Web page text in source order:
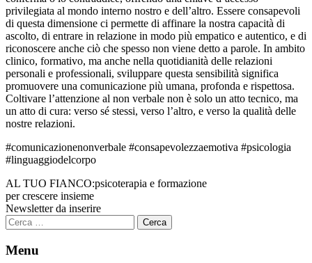
privilegiata al mondo interno nostro e dell’altro. Essere consapevoli
di questa dimensione ci permette di affinare la nostra capacità di
ascolto, di entrare in relazione in modo più empatico e autentico, e di
riconoscere anche ciò che spesso non viene detto a parole. In ambito
clinico, formativo, ma anche nella quotidianità delle relazioni
personali e professionali, sviluppare questa sensibilità significa
promuovere una comunicazione più umana, profonda e rispettosa.
Coltivare l’attenzione al non verbale non è solo un atto tecnico, ma
un atto di cura: verso sé stessi, verso l’altro, e verso la qualità delle
nostre relazioni.
#comunicazionenonverbale #consapevolezzaemotiva #psicologia
#linguaggiodelcorpo
AL TUO FIANCO:psicoterapia e formazione
per crescere insieme
Newsletter da inserire
Ricerca
per:
Menu